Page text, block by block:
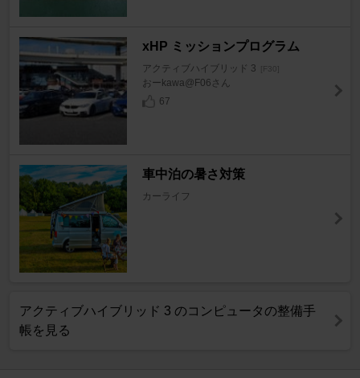
xHP ミッションプログラム
アクティブハイブリッド 3 [F30]
おーkawa@F06さん
67
車中泊の暑さ対策
カーライフ
アクティブハイブリッド 3 のコンピュータの整備手
帳を見る